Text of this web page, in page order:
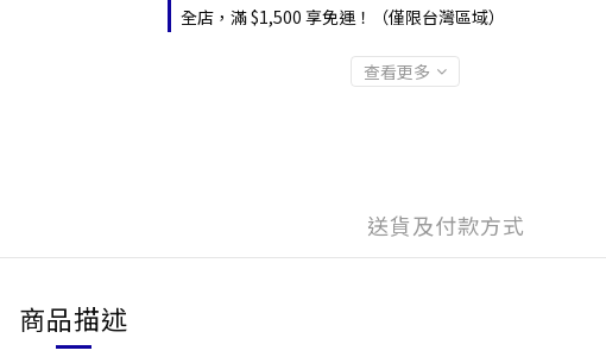
全店，滿 $1,500 享免運！（僅限台灣區域）
查看更多
送貨及付款方式
商品描述